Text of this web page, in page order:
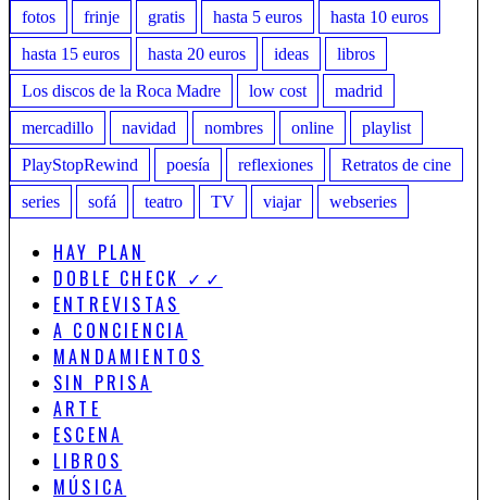
fotos
frinje gratis hasta 5 euros
hasta 10 euros
hasta 15 euros
hasta 20 euros ideas
libros
Los discos de la Roca Madre
low cost
madrid
mercadillo
navidad nombres online
playlist
PlayStopRewind
poesía reflexiones
Retratos de cine
series
sofá teatro TV viajar webseries
HAY PLAN
DOBLE CHECK ✓✓
ENTREVISTAS
A CONCIENCIA
MANDAMIENTOS
SIN PRISA
ARTE
ESCENA
LIBROS
MÚSICA